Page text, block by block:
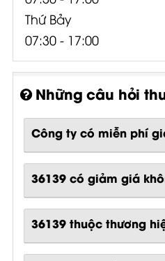
Thứ Bảy
07:30 - 17:00
Những câu hỏi
Công ty có miễn phí
36139 có giảm giá
36139 thuộc thương